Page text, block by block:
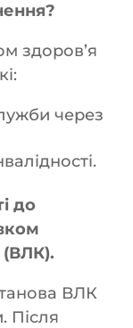
здоров’я
через
до
(ВЛК).
ВЛК
Після